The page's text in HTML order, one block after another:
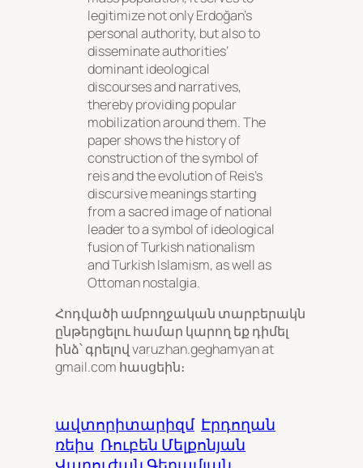
legitimize not only Erdoğan’s
personal authority, but also to
disseminate authorities’
dominant ideological
discourses and narratives,
thereby providing popular
mobilization around them. The
paper shows the history of
construction of the symbol of
reis and the evolution of Reis’s
discursive meanings starting
from a sacred image of national
leader to a symbol of ideological
fusion of Turkish nationalism
and Turkish Islamism, as well as
Ottoman nostalgia.
Հոդվածի ամբողջական տարբերակն
ընթերցելու համար կարող եք դիմել
ինձ՝ գրելով varuzhan.geghamyan at
gmail.com հասցեին։
ավտորիտարիզմ Էրդողան
ռեիս Ռուբեն Մելքոնյան